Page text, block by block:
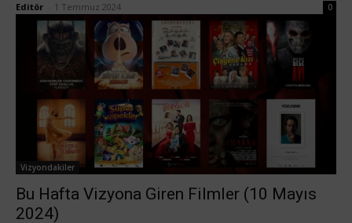
Editör 1 Temmuz 2024 0
Vizyondakiler
Bu Hafta Vizyona Giren Filmler (10 Mayıs
2024)